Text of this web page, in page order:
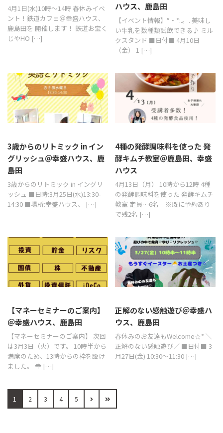
4月1日(水)10時～14時 春休みイベ
ント！鉄道カフェ＠幸盛ハウス、
鹿島田を 開催します！ 鉄道お宝く
じやHO […]
ハウス、鹿島田
【イベント情報】°・*:.。. 美味し
い牛乳を数種類試飲できる♪ ミル
クスタンド ■日付■ 4月10日
（金） 1 […]
3歳からのリトミック in イン
グリッシュ＠幸盛ハウス、鹿
島田
3歳からのリトミック in イングリ
ッシュ ■日時:3月25日(水)13:30-
14:30 ■場所:幸盛ハウス、 […]
4種の発酵調味料を使った 発
酵キムチ教室＠鹿島田、幸盛
ハウス
4月13日（月） 10時から12時 4種
の発酵調味料を使った 発酵キムチ
教室 定員…6名 ※既に予約あり
で残2名 […]
【マネーセミナーのご案内】
＠幸盛ハウス、鹿島田
【マネーセミナーのご案内】 次回
は3月3日（火）です。 10時半から
満席のため、13時からの枠を設け
ました。 幸 […]
正解のない感触遊び＠幸盛ハ
ウス、鹿島田
春休みのお友達もWelcome☆* ＼
正解のない感触遊び／ ■日付■ 3
月27日(金) 10:30～11:30 […]
1 2 3 4 5